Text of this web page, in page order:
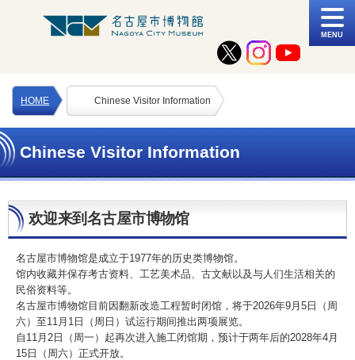
MENU
HOME Chinese Visitor Information
Chinese Visitor Information
欢迎来到名古屋市博物馆
名古屋市博物馆是成立于1977年的历史类博物馆。
馆内收藏并保存考古资料、工艺美术品、古文献以及与人们生活相关的
民俗资料等。
名古屋市博物馆目前因翻新改造工程暂时闭馆，将于2026年9月5日（周
六）至11月1日（周日）试运行期间推出两项展览。
自11月2日（周一）起再次进入施工闭馆期，预计于两年后的2028年4月
15日（周六）正式开放。